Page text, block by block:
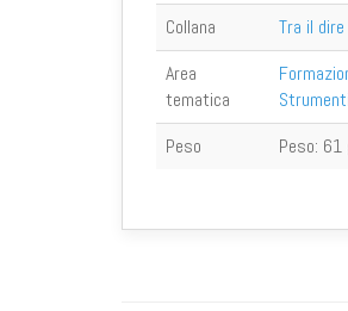
Collana
Tra il
Area
tematica
Peso
Peso: 61